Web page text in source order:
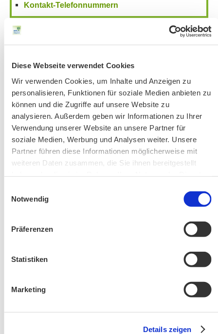
Diese Webseite verwendet Cookies
Wir verwenden Cookies, um Inhalte und Anzeigen zu
personalisieren, Funktionen für soziale Medien anbieten zu
können und die Zugriffe auf unsere Website zu
analysieren. Außerdem geben wir Informationen zu Ihrer
Verwendung unserer Website an unsere Partner für
soziale Medien, Werbung und Analysen weiter. Unsere
Partner führen diese Informationen möglicherweise mit
weiteren Daten zusammen, die Sie ihnen bereitgestellt
Notwendig
Präferenzen
Statistiken
Marketing
Details zeigen
Kontakt-Telefonnummern
Aktuelle Änderungen bei unseren Exkursionen
Änderung! Aschauer Runde: Bankerlweg – Bärnsee –
Wanderung entfällt